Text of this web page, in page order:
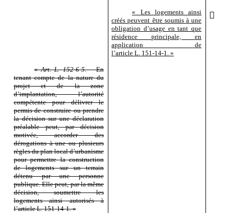
«
Les logements ainsi
créés peuvent être soumis à une
obligation d’usage en tant que
résidence principale, en
application de
l’article L. 151‑14‑1. »

« Art. L. 152‑6‑5. – En
tenant compte de la nature du
projet et de la zone
d’implantation, l’autorité
compétente pour délivrer le
permis de construire ou prendre
la décision sur une déclaration
préalable peut, par décision
motivée, accorder des
dérogations à une ou plusieurs
règles du plan local d’urbanisme
pour permettre la construction
de logements sur un terrain
détenu par une personne
publique. Elle peut, par la même
décision, soumettre les
logements ainsi autorisés à
l’article L. 151‑14‑1. »